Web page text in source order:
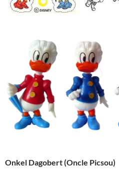
Onkel Dagobert (Oncle Picsou)